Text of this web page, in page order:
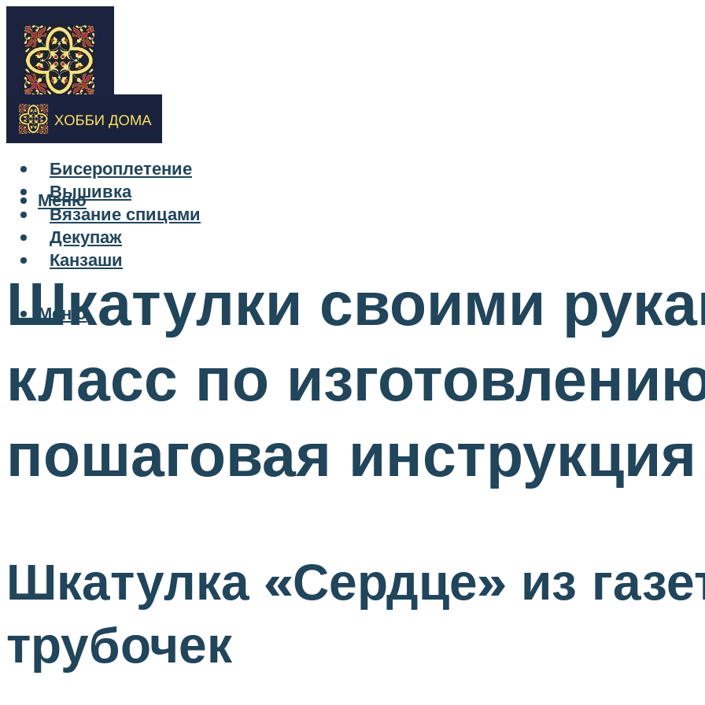
Бисероплетение
Вышивка
Вязание спицами
Декупаж
Канзаши
Меню
Меню
Шкатулки своими
класс по
пошаговая инструкция
Шкатулка «Сердце» из
трубочек